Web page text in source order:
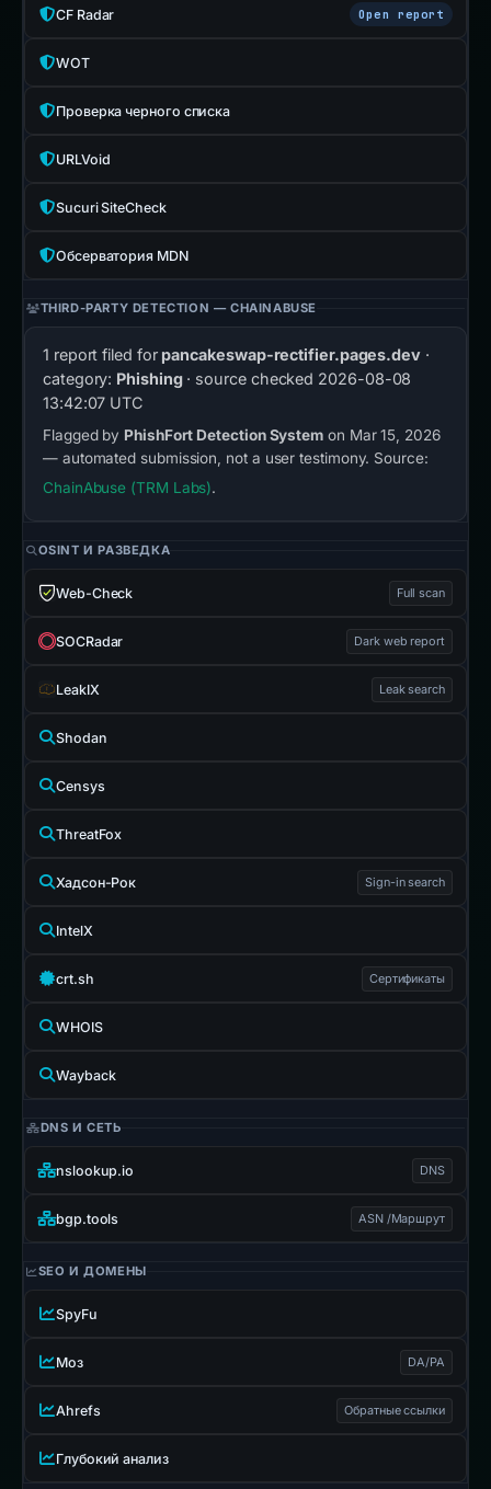
CF Radar Open report
WOT
Проверка черного списка
URLVoid
Sucuri SiteCheck
Обсерватория MDN
THIRD-PARTY DETECTION — CHAINABUSE
1 report filed for pancakeswap-rectifier.pages.dev ·
category: Phishing· source checked 2026-08-08
13:42:07 UTC
Flagged by PhishFort Detection System on Mar 15, 2026
— automated submission, not a user testimony. Source:
ChainAbuse (TRM Labs).
OSINT И РАЗВЕДКА
Web-Check Full scan
SOCRadar Dark web report
LeakIX Leak search
Shodan
Censys
ThreatFox
Хадсон-Рок Sign-in search
IntelX
crt.sh Сертификаты
WHOIS
Wayback
DNS И СЕТЬ
nslookup.io DNS
bgp.tools ASN /Маршрут
SEO И ДОМЕНЫ
SpyFu
Моз DA/PA
Ahrefs Обратные ссылки
Глубокий анализ